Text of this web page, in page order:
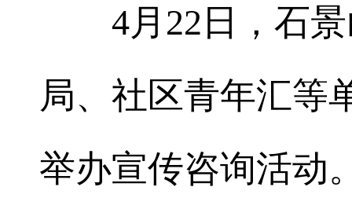
4月 22 日，石
局、社区青年汇等
举办宣传咨询活动